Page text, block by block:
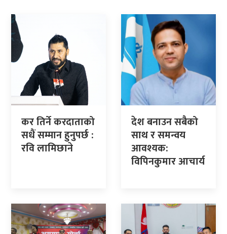
कर तिर्ने करदाताको
सधैं सम्मान हुनुपर्छ :
रवि लामिछाने
देश बनाउन सबैको
साथ र समन्वय
आवश्यक:
विपिनकुमार आचार्य